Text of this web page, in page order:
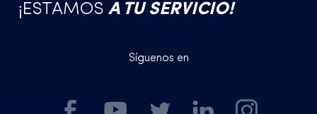
¡ESTAMOS A TU SERVICIO!
Síguenos en